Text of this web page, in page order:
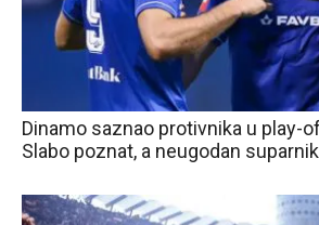
Dinamo saznao protivnika u play-
Slabo poznat, a neugodan suparnik